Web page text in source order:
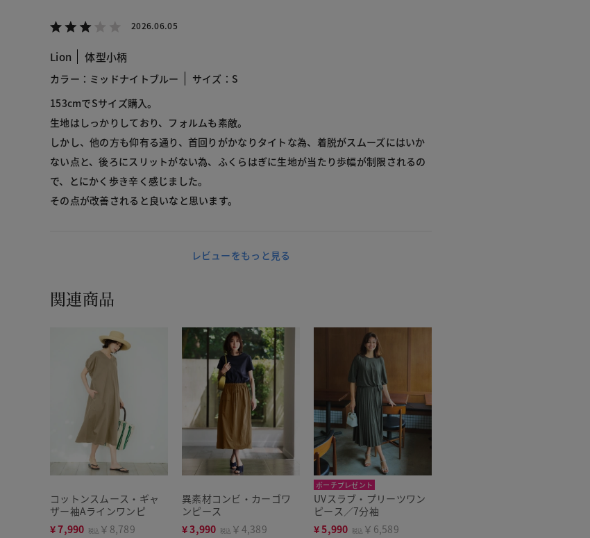
2026.06.05
Lion 体型小柄
カラー：ミッドナイトブルー
サイズ：S
153cmでSサイズ購入。
生地はしっかりしており、フォルムも素敵。
しかし、他の方も仰有る通り、首回りがかなりタイトな為、着脱がスムーズにはいか
ない点と、後ろにスリットがない為、ふくらはぎに生地が当たり歩幅が制限されるの
で、とにかく歩き辛く感じました。
その点が改善されると良いなと思います。
レビューをもっと見る
関連商品
コットンスムース・ギャ
ザー袖Aラインワンピ
¥7,990 税込 ￥8,789
異素材コンビ・カーゴワ
ンピース
¥3,990 税込 ￥4,389
ポーチプレゼント
新色追加
洗濯機可
UVスラブ・プリーツワン
ピース／7分袖
¥5,990 税込 ￥6,589